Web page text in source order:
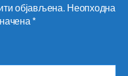
објављена. Неопходна
*